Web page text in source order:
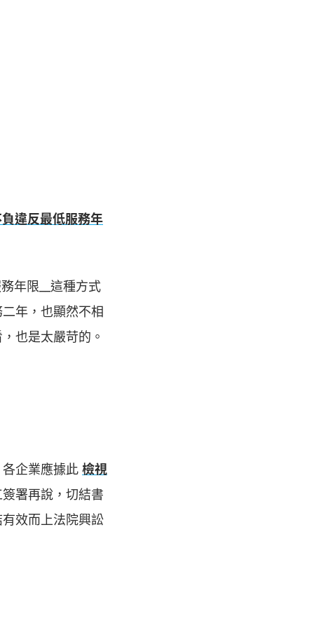
違反最低服務年
年限__這種方式
年，也顯然不相
也是太嚴苛的。
企業應據此 檢視
署再說，切結書
效而上法院興訟